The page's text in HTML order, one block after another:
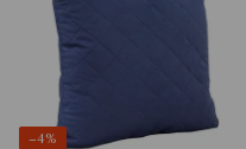
−4%